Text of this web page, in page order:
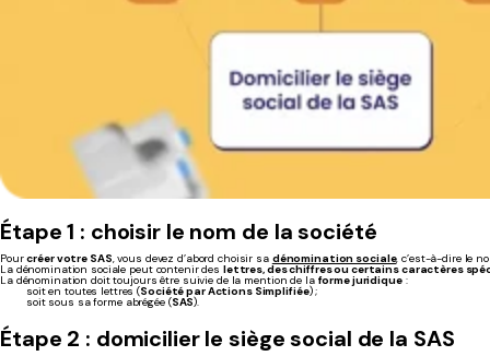
Étape 1 : choisir le nom de la société
Pourcréer votre SAS, vous devez d’abord choisir sa dénomination sociale, c’est-à-dire le
La dénomination sociale peut contenir des lettres, des chiffres ou certains caractères
La dénomination doit toujours être suivie de la mention de la forme juridique:
soit en toutes lettres (Société par Actions Simplifiée) ;
soit sous sa forme abrégée (SAS).
Étape 2 : domicilier le siège social de la SAS